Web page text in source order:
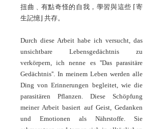
扭曲﹑有點奇怪的自我，學習與這些 ⌈寄
生記憶⌋ 共存。
Durch diese Arbeit habe ich versucht, das
unsichtbare Lebensgedächtnis zu
verkörpern, ich nenne es ''Das parasitäre
Gedächtnis''. In meinem Leben werden alle
Ding von Erinnerungen begleitet, wie die
parasitären Pflanzen. Diese Schöpfung
meiner Arbeit basiert auf Geist, Gedanken
und Emotionen als Nährstoffe. Sie